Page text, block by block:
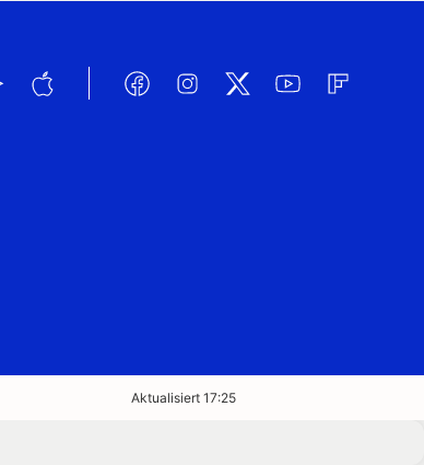
Aktualisiert 17:25